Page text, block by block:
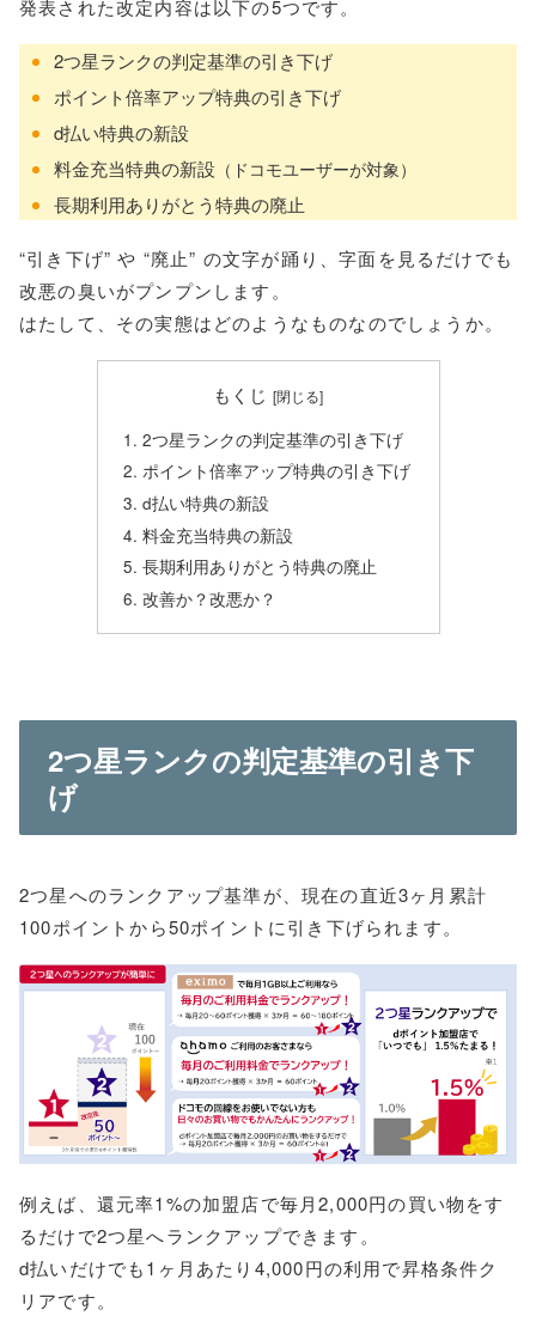
発表された改定内容は以下の5つです。
2つ星ランクの判定基準の引き下げ
ポイント倍率アップ特典の引き下げ
d払い特典の新設
料金充当特典の新設 （ドコモユーザーが対象）
長期利用ありがとう特典の廃止
“引き下げ” や “廃止” の文字が踊り、字面を見るだけでも
改悪の臭いがプンプンします。
はたして、その実態はどのようなものなのでしょうか。
もくじ
2つ星ランクの判定基準の引き下げ
ポイント倍率アップ特典の引き下げ
d払い特典の新設
料金充当特典の新設
長期利用ありがとう特典の廃止
改善か？改悪か？
2つ星ランクの判定基準の引き下
げ
2つ星へのランクアップ基準が、現在の直近3ヶ月累計
100ポイントから50ポイントに引き下げられます。
例えば、還元率1%の加盟店で毎月2,000円の買い物をす
るだけで2つ星へランクアップできます。
d払いだけでも1ヶ月あたり4,000円の利用で昇格条件ク
リアです。